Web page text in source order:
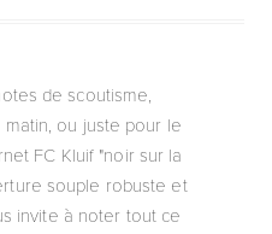
de scoutisme,
ou juste pour le
FC Kluif "noir sur la
souple robuste et
invite à noter tout ce